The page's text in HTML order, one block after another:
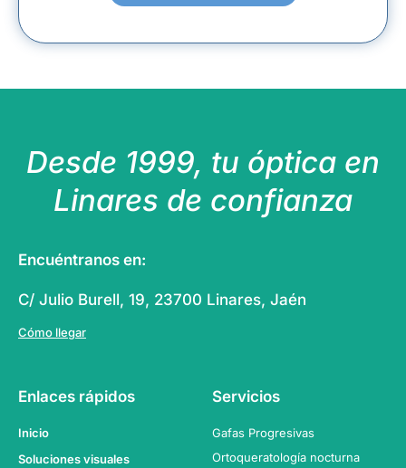
Desde 1999, tu óptica en
Linares de confianza
Encuéntranos en:
C/ Julio Burell, 19, 23700 Linares, Jaén
Cómo llegar
Enlaces rápidos
Inicio
Soluciones visuales
Servicios
Gafas Progresivas
Ortoqueratología nocturna